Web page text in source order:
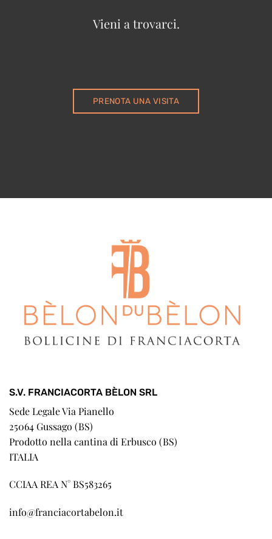
Vieni a trovarci.
PRENOTA UNA VISITA
S.V. FRANCIACORTA BÈLON SRL
Sede Legale Via Pianello
25064 Gussago (BS)
Prodotto nella cantina di Erbusco (BS)
ITALIA
CCIAA REA N° BS583265
info@franciacortabelon.it